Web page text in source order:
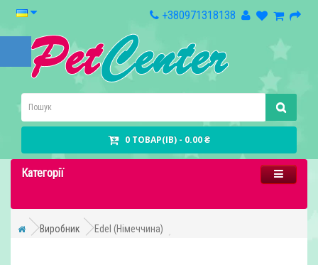
+380971318138
0 ТОВАР(ІВ) - 0.00 ₴
Категорії
Виробник Edel (Німеччина)